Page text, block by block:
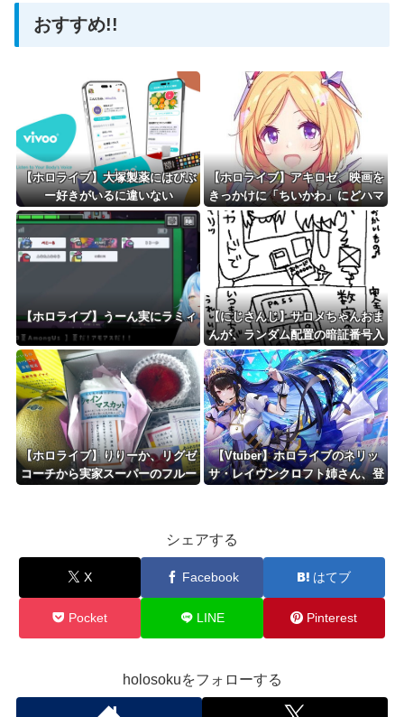
おすすめ!!
【ホロライブ】大塚製薬にはびぶ
ー好きがいるに違いない
【ホロライブ】アキロゼ、映画を
きっかけに「ちいかわ」にどハマ
り「今では毎晩1時間くらい見な
がら入眠しています」
【ホロライブ】うーん実にラミィ
【にじさんじ】サロメちゃんおま
んが、ランダム配置の暗証番号入
力に敗北「3回失敗しましたわ」
【ホロライブ】りりーか、リグゼ
コーチから実家スーパーのフルー
【Vtuber】ホロライブのネリッ
サ・レイヴンクロフト姉さん、登
シェアする
X Facebook はてブ
Pocket LINE Pinterest
holosokuをフォローする